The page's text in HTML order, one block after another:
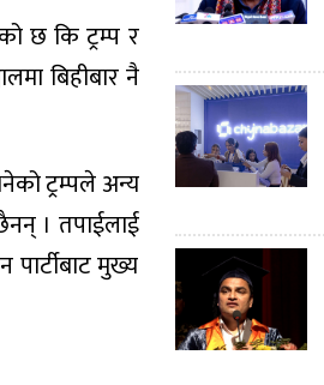
छ कि ट्रम्प र
बिहीबार नै
ट्रम्पले अन्य
। तपाईलाई
मुख्य